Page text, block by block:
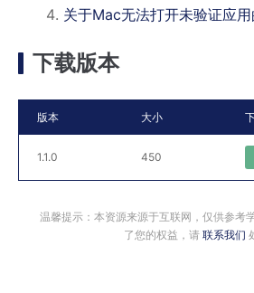
关于Mac无法打开未验证应
下载版本
版本 大小
1.1.0 450
温馨提示：本资源来源于互联网，仅供参考
了您的权益，请 联系我们